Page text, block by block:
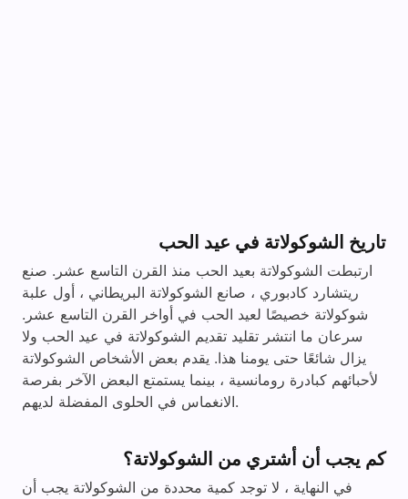
تاريخ الشوكولاتة في عيد الحب
ارتبطت الشوكولاتة بعيد الحب منذ القرن التاسع عشر. صنع
ريتشارد كادبوري ، صانع الشوكولاتة البريطاني ، أول علبة
شوكولاتة خصيصًا لعيد الحب في أواخر القرن التاسع عشر.
سرعان ما انتشر تقليد تقديم الشوكولاتة في عيد الحب ولا
يزال شائعًا حتى يومنا هذا. يقدم بعض الأشخاص الشوكولاتة
لأحبائهم كبادرة رومانسية ، بينما يستمتع البعض الآخر بفرصة
الانغماس في الحلوى المفضلة لديهم.
كم يجب أن أشتري من الشوكولاتة؟
في النهاية ، لا توجد كمية محددة من الشوكولاتة يجب أن